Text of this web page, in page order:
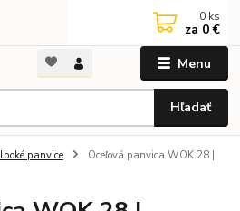
Menu
Hľadať
0 ks
za 0 €
panvice
Oceľová panvica WOK 28 |